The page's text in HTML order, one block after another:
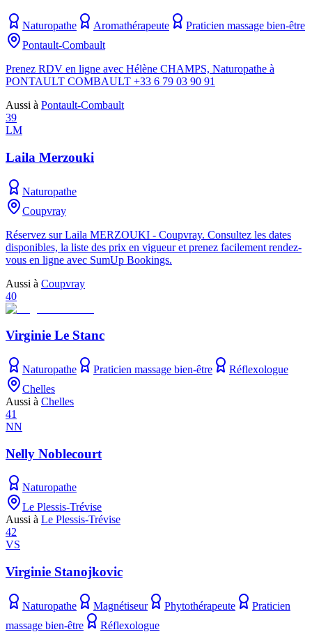
Naturopathe Aromathérapeute
Praticien massage bien-être
Pontault-Combault
Prenez RDV en ligne avec Hélène CHAMPS, Naturopathe à
PONTAULT COMBAULT +33 6 79 03 90 91
Aussi à Pontault-Combault
39
LM
Laila Merzouki
Naturopathe
Coupvray
Réservez sur Laila MERZOUKI - Coupvray. Consultez les dates
disponibles, la liste des prix en vigueur et prenez facilement rendez-
vous en ligne avec SumUp Bookings.
Aussi à Coupvray
40
Virginie Le Stanc
Naturopathe Praticien massage bien-être
Réflexologue
Chelles
Aussi à Chelles
41
NN
Nelly Noblecourt
Naturopathe
Le Plessis-Trévise
Aussi à Le Plessis-Trévise
42
VS
Virginie Stanojkovic
Naturopathe Magnétiseur Phytothérapeute
Praticien
massage bien-être
Réflexologue